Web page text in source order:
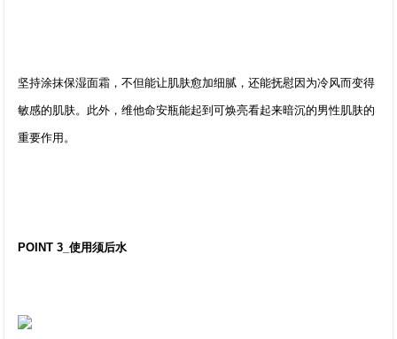
坚持涂抹保湿面霜，不但能让肌肤愈加细腻，还能抚慰因为冷风而变得
敏感的肌肤。此外，维他命安瓶能起到可焕亮看起来暗沉的男性肌肤的
重要作用。
POINT 3_使用须后水